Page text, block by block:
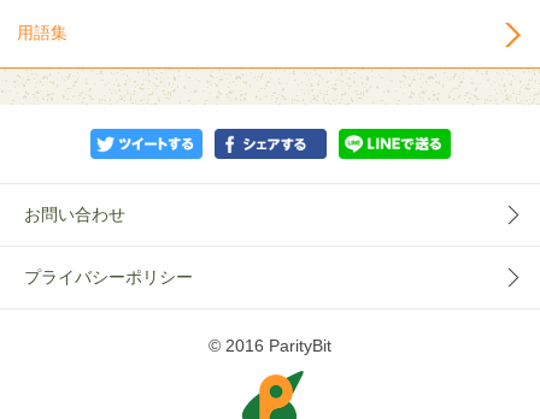
用語集
お問い合わせ
プライバシーポリシー
© 2016 ParityBit